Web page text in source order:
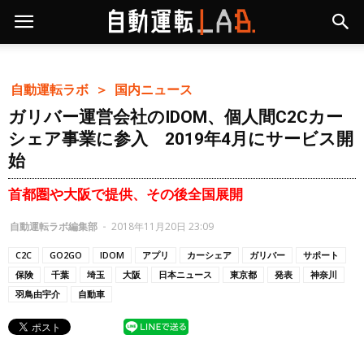
自動運転ラボ ＞ 国内ニュース
ガリバー運営会社のIDOM、個人間C2Cカー
シェア事業に参入 2019年4月にサービス開
始
首都圏や大阪で提供、その後全国展開
自動運転ラボ編集部 - 2018年11月20日 23:09
C2C GO2GO IDOM アプリ カーシェア ガリバー
サポート
保険
千葉 埼玉 大阪 日本ニュース 東京都 発表
神奈川
羽鳥由宇介
自動車